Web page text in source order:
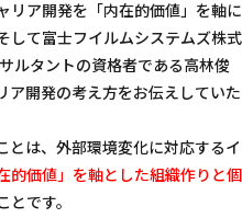
リア開発を「内在的価値」を軸に
して富士フイルムシステムズ株式
ルタントの資格者である高林俊
ア開発の考え方をお伝えしていた
とは、外部環境変化に対応するイ
在的価値」を軸とした組織作りと個
とです。